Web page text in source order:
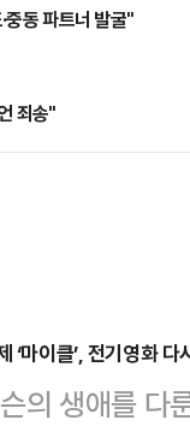
동 파트너 발굴"
죄송"
‘마이클’, 전기영화
의 생애를 다